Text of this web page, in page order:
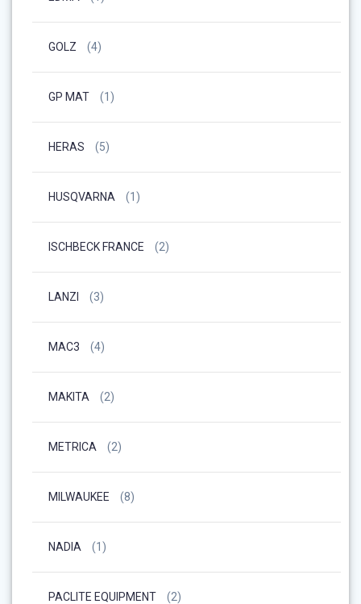
GOLZ (4)
GP MAT (1)
HERAS (5)
HUSQVARNA (1)
ISCHBECK FRANCE (2)
LANZI (3)
MAC3 (4)
MAKITA (2)
METRICA (2)
MILWAUKEE (8)
NADIA (1)
PACLITE EQUIPMENT (2)